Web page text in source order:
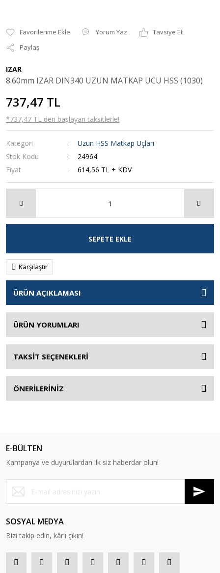
Yorum Yaz
Tavsiye Et
Paylaş
IZAR
8.60mm IZAR DIN340 UZUN MATKAP UCU HSS (1030)
737,47 TL
*737,47 TL den başlayan taksitlerle!
Kategori
Uzun HSS Matkap Uçları
Stok Kodu
24964
Fiyat
614,56 TL + KDV
SEPETE EKLE
Karşılaştır
ÜRÜN AÇIKLAMASI
ÜRÜN YORUMLARI
TAKSİT SEÇENEKLERİ
ÖNERİLERİNİZ
E-BÜLTEN
Kampanya ve duyurulardan ilk siz haberdar olun!
SOSYAL MEDYA
Bizi takip edin, kârlı çıkın!